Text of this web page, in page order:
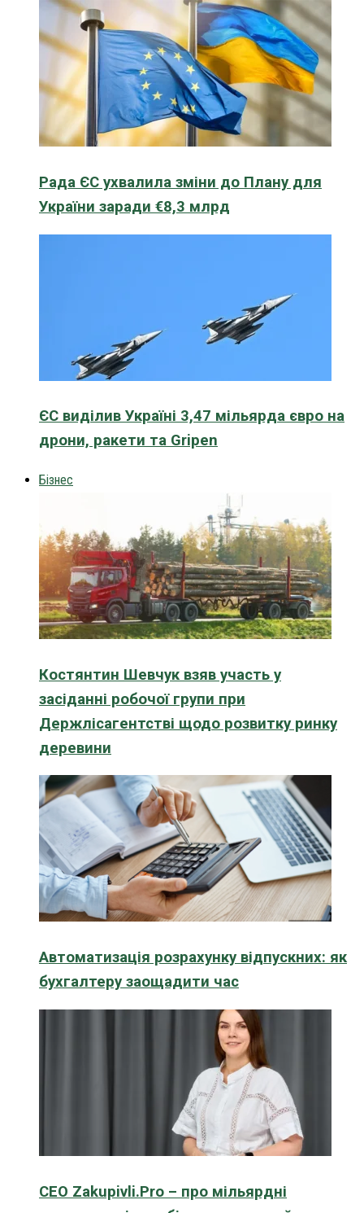
Рада ЄС ухвалила зміни до Плану для
України заради €8,3 млрд
ЄС виділив Україні 3,47 мільярда євро на
дрони, ракети та Gripen
Бізнес
Костянтин Шевчук взяв участь у
засіданні робочої групи при
Держлісагентстві щодо розвитку ринку
деревини
Автоматизація розрахунку відпускних: як
бухгалтеру заощадити час
CEO Zakupivli.Pro – про мільярдні